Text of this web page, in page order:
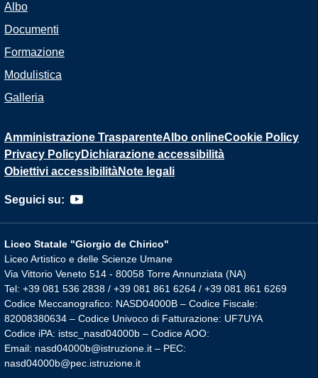
Albo
Documenti
Formazione
Modulistica
Galleria
Amministrazione TrasparenteAlbo onlineCookie Policy
Privacy PolicyDichiarazione accessibilità
Obiettivi accessibilitàNote legali
Seguici su:
Liceo Statale "Giorgio de Chirico"
Liceo Artistico e delle Scienze Umane
Via Vittorio Veneto 514 - 80058 Torre Annunziata (NA)
Tel: +39 081 536 2838 / +39 081 861 6264 / +39 081 861 6269
Codice Meccanografico: NASD04000B – Codice Fiscale:
82008380634 – Codice Univoco di Fatturazione: UF7UYA
Codice iPA: istsc_nasd04000b – Codice AOO:
Email: nasd04000b@istruzione.it – PEC:
nasd04000b@pec.istruzione.it